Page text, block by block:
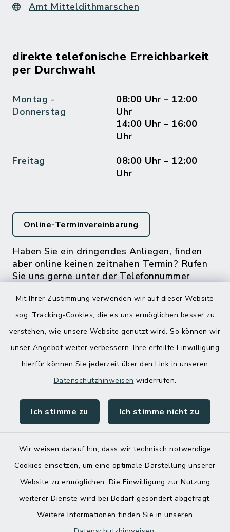
Mit Ihrer Zustimmung verwenden wir auf dieser Website
sog. Tracking-Cookies, die es uns ermöglichen besser zu
verstehen, wie unsere Website genutzt wird. So können wir
unser Angebot weiter verbessern. Ihre erteilte Einwilligung
hierfür können Sie jederzeit über den Link in unseren
Datenschutzhinweisen widerrufen.
Ich stimme zu Ich stimme nicht zu
Wir weisen darauf hin, dass wir technisch notwendige
Cookies einsetzen, um eine optimale Darstellung unserer
Website zu ermöglichen. Die Einwilligung zur Nutzung
weiterer Dienste wird bei Bedarf gesondert abgefragt.
Weitere Informationen finden Sie in unseren
Amt Mitteldithmarschen
direkte telefonische Erreichbarkeit
per Durchwahl
Montag -
Donnerstag
08:00 Uhr – 12:00
Uhr
14:00 Uhr – 16:00
Uhr
Freitag
08:00 Uhr – 12:00
Uhr
Online-Terminvereinbarung
Haben Sie ein dringendes Anliegen, finden
aber online keinen zeitnahen Termin? Rufen
Sie uns gerne unter der Telefonnummer
Kontakt
Datenschutz
Impressum
Sitemap